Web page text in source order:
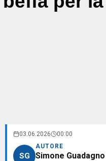
03.06.2026 00:00
SG
AUTORE
Simone Guadagno